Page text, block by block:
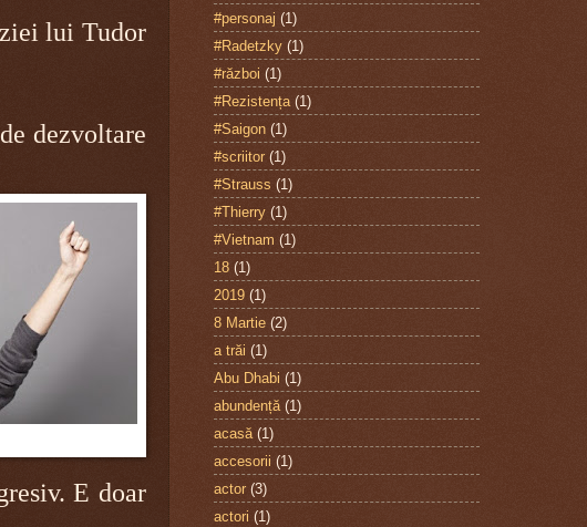
lui Tudor
dezvoltare
E doar
#personaj (1)
#Radetzky (1)
#război (1)
#Rezistența (1)
#Saigon (1)
#scriitor (1)
#Strauss (1)
#Thierry (1)
#Vietnam (1)
18 (1)
2019 (1)
8 Martie (2)
a trăi (1)
Abu Dhabi (1)
abundență (1)
acasă (1)
accesorii (1)
actor (3)
actori (1)